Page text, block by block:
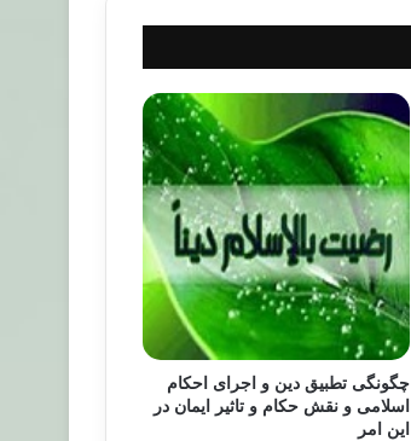
چگونگی تطبیق دین و اجرای احکام
اسلامی و نقش حکام و تاثیر ایمان در
این امر